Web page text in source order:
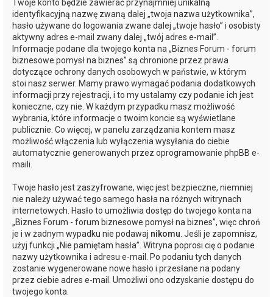
Twoje konto będzie zawierać przynajmniej unikalną
identyfikacyjną nazwę zwaną dalej „twoja nazwa użytkownika”,
hasło używane do logowania zwane dalej „twoje hasło” i osobisty
aktywny adres e-mail zwany dalej „twój adres e-mail”.
Informacje podane dla twojego konta na „Biznes Forum - forum
biznesowe pomysł na biznes” są chronione przez prawa
dotyczące ochrony danych osobowych w państwie, w którym
stoi nasz serwer. Mamy prawo wymagać podania dodatkowych
informacji przy rejestracji, i to my ustalamy czy podanie ich jest
konieczne, czy nie. W każdym przypadku masz możliwość
wybrania, które informacje o twoim koncie są wyświetlane
publicznie. Co więcej, w panelu zarządzania kontem masz
możliwość włączenia lub wyłączenia wysyłania do ciebie
automatycznie generowanych przez oprogramowanie phpBB e-
maili.
Twoje hasło jest zaszyfrowane, więc jest bezpieczne, niemniej
nie należy używać tego samego hasła na różnych witrynach
internetowych. Hasło to umożliwia dostęp do twojego konta na
„Biznes Forum - forum biznesowe pomysł na biznes”, więc chroń
je i w żadnym wypadku nie podawaj nikomu . Jeśli je zapomnisz,
użyj funkcji „Nie pamiętam hasła”. Witryna poprosi cię o podanie
nazwy użytkownika i adresu e-mail. Po podaniu tych danych
zostanie wygenerowane nowe hasło i przesłane na podany
przez ciebie adres e-mail. Umożliwi ono odzyskanie dostępu do
twojego konta.